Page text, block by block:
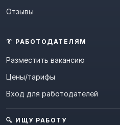
Отзывы
👔 РАБОТОДАТЕЛЯМ
Разместить вакансию
Цены/тарифы
Вход для работодателей
🔍 ИЩУ РАБОТУ